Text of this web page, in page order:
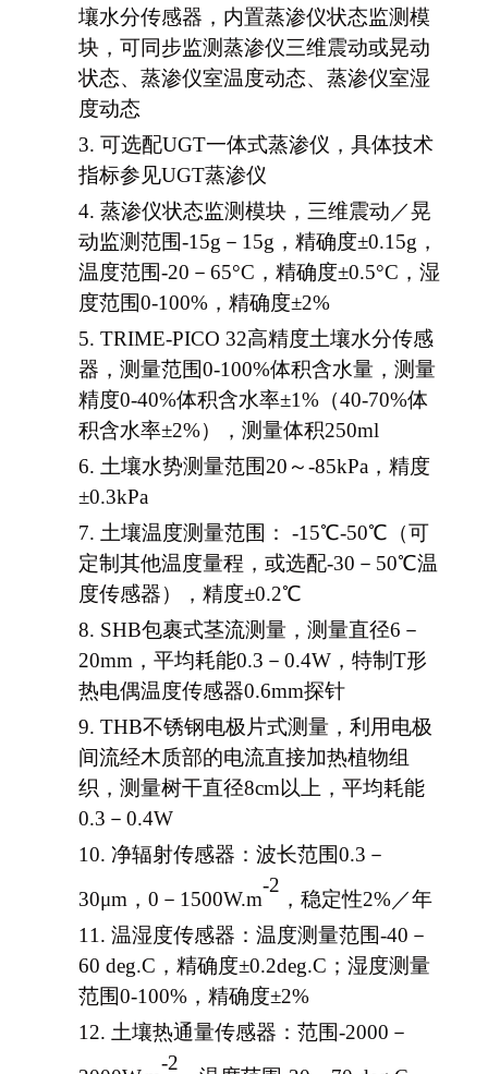
壤水分传感器，内置蒸渗仪状态监测模
块，可同步监测蒸渗仪三维震动或晃动
状态、蒸渗仪室温度动态、蒸渗仪室湿
度动态
3. 可选配UGT一体式蒸渗仪，具体技术
指标参见UGT蒸渗仪
4. 蒸渗仪状态监测模块，三维震动／晃
动监测范围-15g － 15g，精确度±0.15g，
温度范围-20 － 65°C，精确度±0.5°C，湿
度范围0-100%，精确度±2%
5. TRIME-PICO 32高精度土壤水分传感
器， 测量范围0-100%体积含水量，测量
精度0-40%体积含水率±1%（40-70%体
积含水率±2%），测量体积250ml
6. 土壤水势测量范围20～-85kPa，精度
±0.3kPa
7. 土壤温度测量范围 ： -15℃-50℃ （可
定制其他温度量程 ，或选配-30 － 50℃温
度传感器） ， 精度±0.2℃
8. SHB包裹式茎流测量，测量直径6－
20mm，平均耗能0.3－0.4W，特制T形
热电偶温度传感器0.6mm探针
9. THB不锈钢电极片式测量，利用电极
间流经木质部的电流直接加热植物组
织，测量树干直径8cm以上，平均耗能
0.3－0.4W
10. 净辐射传感器：波长范围0.3－
30μm，0－1500W.m
-2
，稳定性2%／年
11. 温湿度传感器：温度测量范围-40 －
60 deg.C ，精确度±0.2deg.C ；湿度测量
范围0-100%，精确度±2%
12. 土壤热通量传感器：范围-2000 －
-2